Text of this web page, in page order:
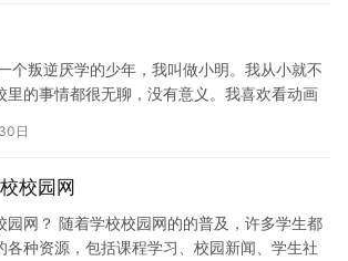
个叛逆厌学的少年，我叫做小明。我从小就不
里的事情都很无聊，没有意义。我喜欢看动画
日
校园网
园网？ 随着学校校园网的的普及，许多学生都
各种资源，包括课程学习、校园新闻、学生社